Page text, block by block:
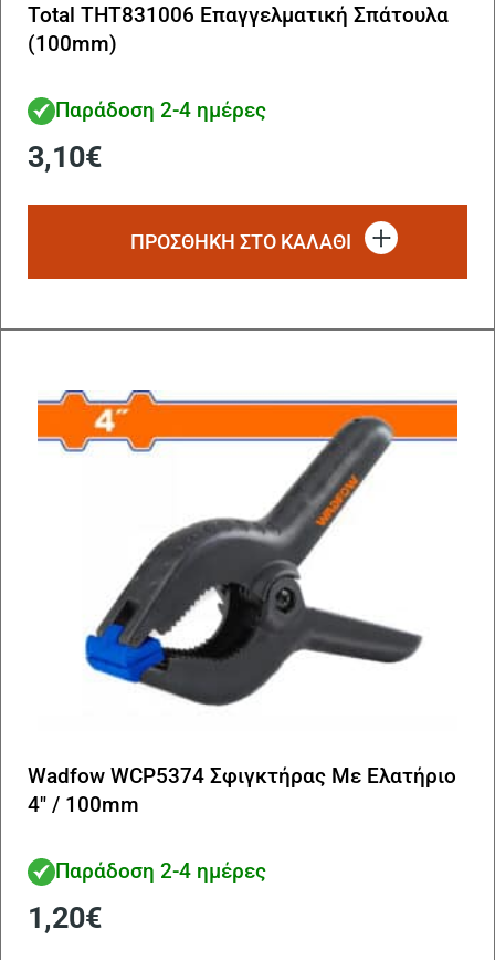
Total THT831006 Επαγγελματική Σπάτουλα
(100mm)
Παράδοση 2-4 ημέρες
3,10€
ΠΡΟΣΘΗΚΗ ΣΤΟ ΚΑΛΑΘΙ
Wadfow WCP5374 Σφιγκτήρας Με Ελατήριο
4″ / 100mm
Παράδοση 2-4 ημέρες
1,20€